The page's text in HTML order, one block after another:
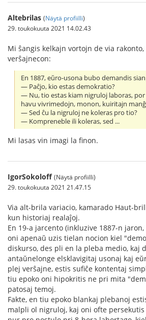
Altebrilas (Näytä profiilli)
29. toukokuuta 2021 14.02.43
Mi ŝangis kelkajn vortojn de via
verŝajnecon:
En 1887, eŭro-usona bubo demandis
— Paĉjo, kio estas demokratio?
— Nu, tio estas kiam nigruloj laboras,
havu vivrimedojn, monon, kuiritajn
— Sed ĉu la nigruloj ne koleras pro tio?
— Kompreneble ili koleras, sed ...
Mi lasas vin imagi la finon.
IgorSokoloff (Näytä profiilli)
29. toukokuuta 2021 21.47.15
Via alt-brila variacio, kamarado Haut-
kun historiaj realaĵoj.
En 19-a jarcento (inkluzive 1887-n
oni apenaŭ uzis tielan nocion kiel
diskurso, des pli en la pleba medio, kaj
antaŭnelonge elsklavigitaj usonaj kaj
plej verŝajne, estis sufiĉe kontentaj
tiu epoko oni hipokritis ne pri mita
patosaj temoj.
Fakte, en tiu epoko blankaj plebanoj
malpli ol nigruloj, kaj oni ofte